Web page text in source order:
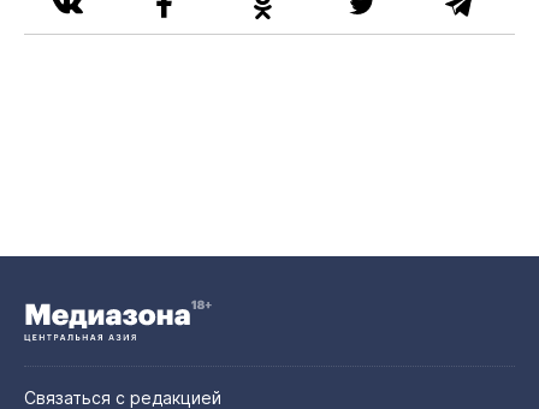
Связаться с редакцией